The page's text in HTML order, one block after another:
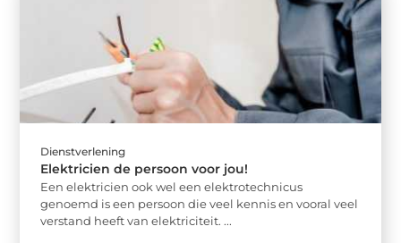
Dienstverlening
Elektricien de persoon voor jou!
Een elektricien ook wel een elektrotechnicus
genoemd is een persoon die veel kennis en vooral veel
verstand heeft van elektriciteit. ...